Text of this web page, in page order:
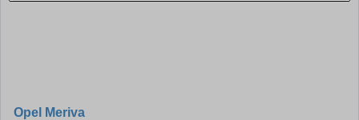
Opel Meriva